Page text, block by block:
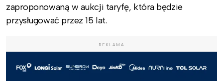
zaproponowaną w aukcji taryfę, która będzie
przysługować przez 15 lat.
REKLAMA